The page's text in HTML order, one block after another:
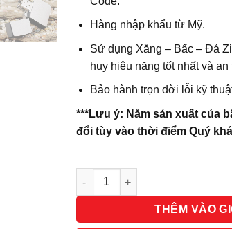
Hàng nhập khẩu từ Mỹ.
Sử dụng Xăng – Bấc – Đá
huy hiệu năng tốt nhất và an
Bảo hành trọn đời lỗi kỹ
***Lưu ý: Năm sản xuất của
đổi tùy vào thời điểm Quý
Số lượng
THÊM VÀO